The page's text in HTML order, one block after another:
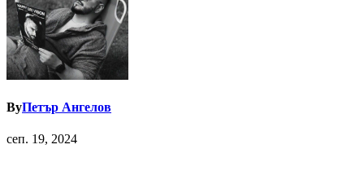
ByПетър Ангелов
сеп. 19, 2024